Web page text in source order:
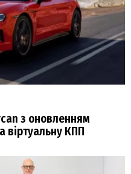
з оновленням
віртуальну КПП